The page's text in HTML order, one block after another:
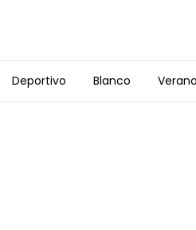
Deportivo Blanco Verano